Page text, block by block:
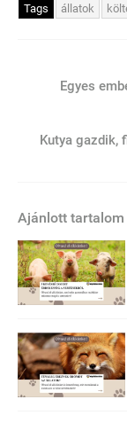
Tags állatok
Egyes
Kutya gazdik,
Ajánlott tartalom